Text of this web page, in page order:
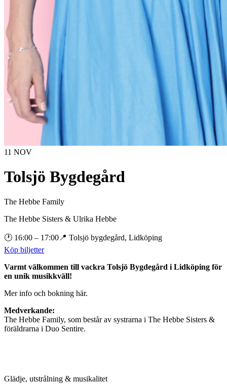
11 NOV
Tolsjö Bygdegård
The Hebbe Family
The Hebbe Sisters & Ulrika Hebbe
🕐 16:00 – 17:00 📍 Tolsjö bygdegård, Lidköping
Köp biljetter
Varmt välkommen till vackra Tolsjö Bygdegård i Lidköping för
en unik musikkväll!
Mer info och bokning här.
Medverkande:
The Hebbe Family, som består av systrarna i The Hebbe Sisters &
föräldrarna i Duo Sentire.
Glädje, utstrålning & musikalitet